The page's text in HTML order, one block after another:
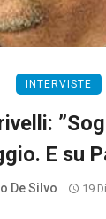
INTERVISTE
E su
De Silvo 19